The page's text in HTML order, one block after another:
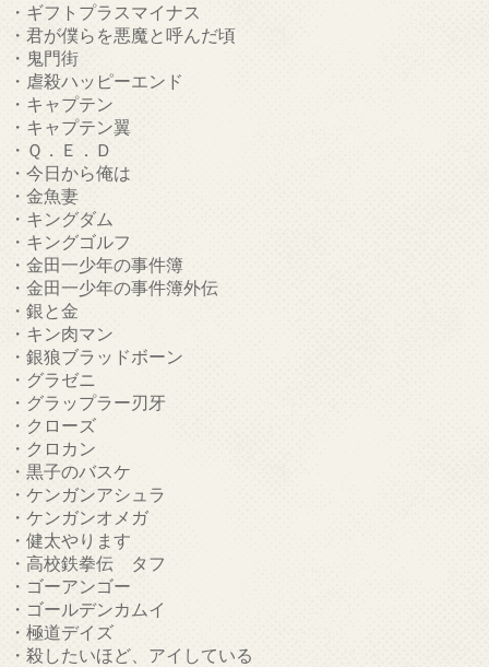
・ギフトプラスマイナス
・君が僕らを悪魔と呼んだ頃
・鬼門街
・虐殺ハッピーエンド
・キャプテン
・キャプテン翼
・Ｑ．Ｅ．Ｄ
・今日から俺は
・金魚妻
・キングダム
・キングゴルフ
・金田一少年の事件簿
・金田一少年の事件簿外伝
・銀と金
・キン肉マン
・銀狼ブラッドボーン
・グラゼニ
・グラップラー刃牙
・クローズ
・クロカン
・黒子のバスケ
・ケンガンアシュラ
・ケンガンオメガ
・健太やります
・高校鉄拳伝 タフ
・ゴーアンゴー
・ゴールデンカムイ
・極道デイズ
・殺したいほど、アイしている